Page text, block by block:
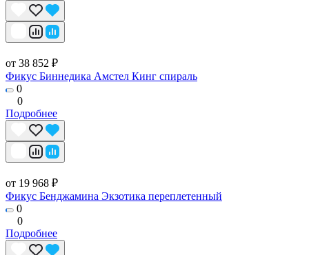
от 38 852 ₽
Фикус Биннедика Амстел Кинг спираль
0
0
Подробнее
от 19 968 ₽
Фикус Бенджамина Экзотика переплетенный
0
0
Подробнее